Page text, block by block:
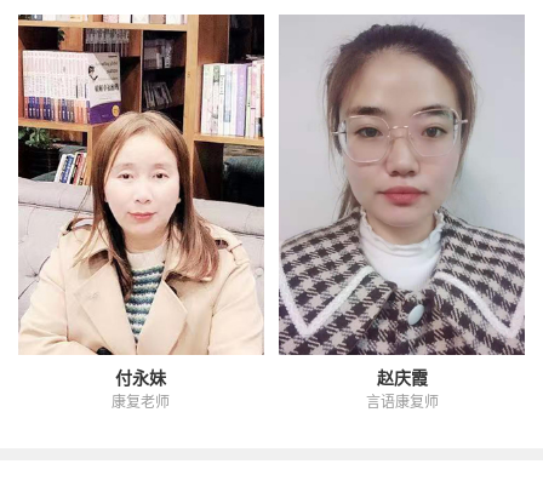
付永妹
康复老师
赵庆霞
言语康复师